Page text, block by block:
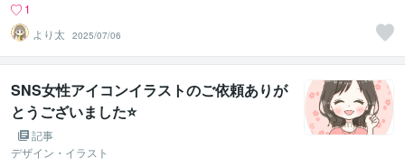
1
より太
2025/07/06
SNS女性アイコンイラストのご依頼ありが
とうございました⭐
記事
デザイン・イラスト